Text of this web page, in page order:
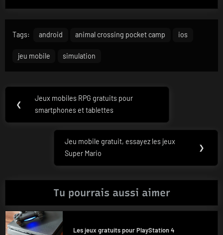
Tags: android animal crossing pocket camp ios
jeu mobile simulation
Post
navigation
❮
Previous
Post:
Jeux mobiles RPG gratuits pour
smartphones et tablettes
Next
Post:
Jeu mobile gratuit, essayez les jeux
Super Mario
❯
Tu pourrais aussi aimer
Les jeux gratuits pour PlayStation 4